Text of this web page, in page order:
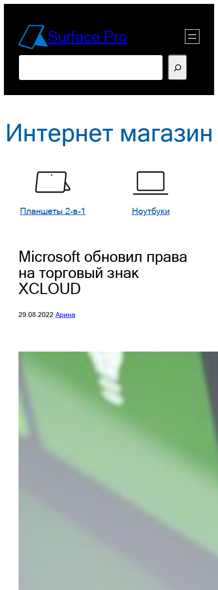
содержимомуSurface Pro
Интернет магазин
Планшеты 2-в-1 Ноутбуки
Microsoft обновил права
на торговый знак
XCLOUD
29.08.2022·Арина